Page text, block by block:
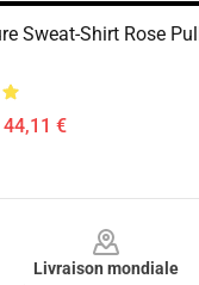
Sweat-Shirt Rose
€
Livraison mondiale